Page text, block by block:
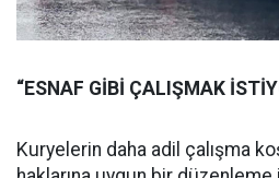
“ESNAF GİBİ ÇALIŞMAK
Kuryelerin daha adil çalışma